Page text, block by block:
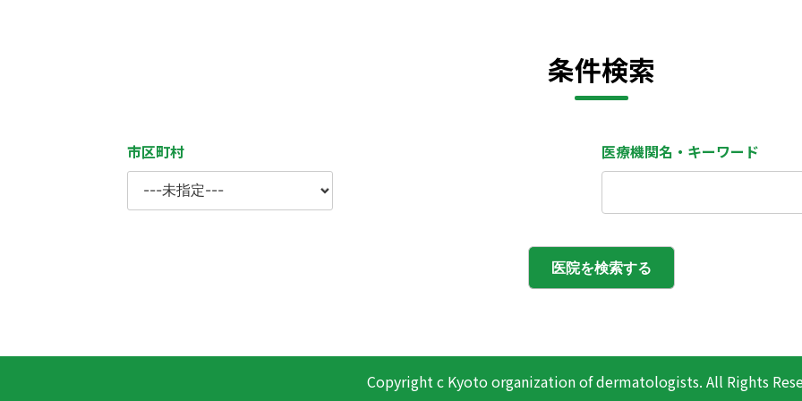
条件検索
市区町村 医療機関名・キーワード
Copyright c Kyoto organization of dermatologists. All Rights